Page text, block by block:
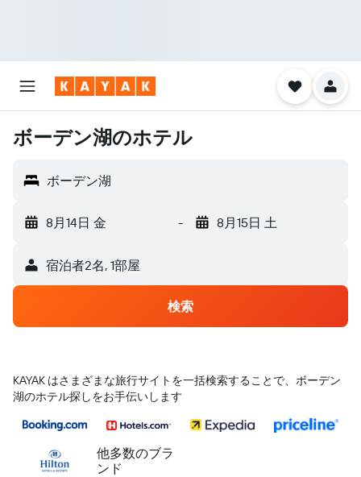
ボーデン湖のホテル
ボーデン湖
8月14日 金 - 8月15日 土
宿泊者2名, 1​部屋
検索
KAYAK はさまざまな旅行サイトを一括検索することで、ボーデン
湖のホテル探しをお手伝いします
他多数のブラ
ンド